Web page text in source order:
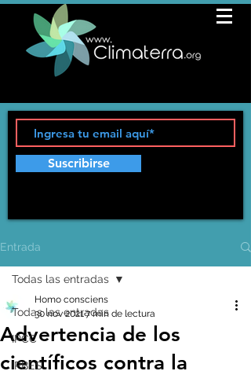
Suscribirse
Entrada
Todas las entradas
IPCC
IPBES
Todas las entradas
Advertencia de los
científicos contra la
Homo consciens
30 nov 20217 min de lectura